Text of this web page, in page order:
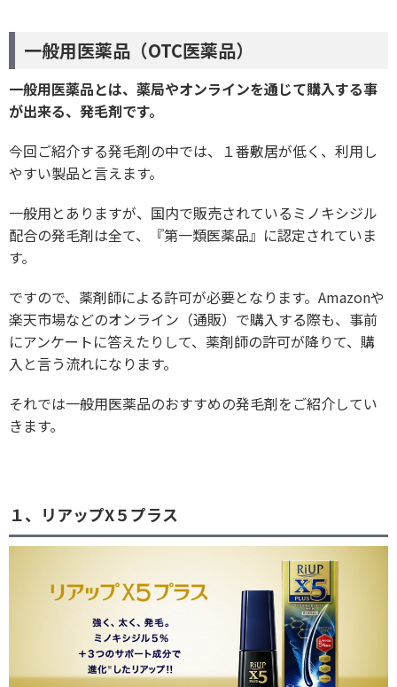
一般用医薬品（OTC医薬品）
一般用医薬品とは、薬局やオンラインを通じて購入する事
が出来る、発毛剤です。
今回ご紹介する発毛剤の中では、１番敷居が低く、利用し
やすい製品と言えます。
一般用とありますが、国内で販売されているミノキシジル
配合の発毛剤は全て、『第一類医薬品』に認定されていま
す。
ですので、薬剤師による許可が必要となります。Amazonや
楽天市場などのオンライン（通販）で購入する際も、事前
にアンケートに答えたりして、薬剤師の許可が降りて、購
入と言う流れになります。
それでは一般用医薬品のおすすめの発毛剤をご紹介してい
きます。
１、リアップX５プラス